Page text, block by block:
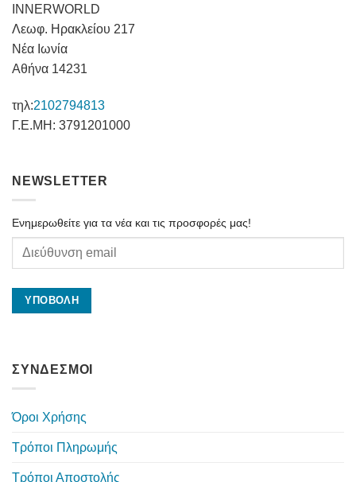
INNERWORLD
Λεωφ. Ηρακλείου 217
Νέα Ιωνία
Αθήνα 14231
τηλ:2102794813
Γ.Ε.ΜΗ: 3791201000
NEWSLETTER
Ενημερωθείτε για τα νέα και τις προσφορές μας!
ΣΥΝΔΕΣΜΟΙ
Όροι Χρήσης
Τρόποι Πληρωμής
Τρόποι Αποστολής